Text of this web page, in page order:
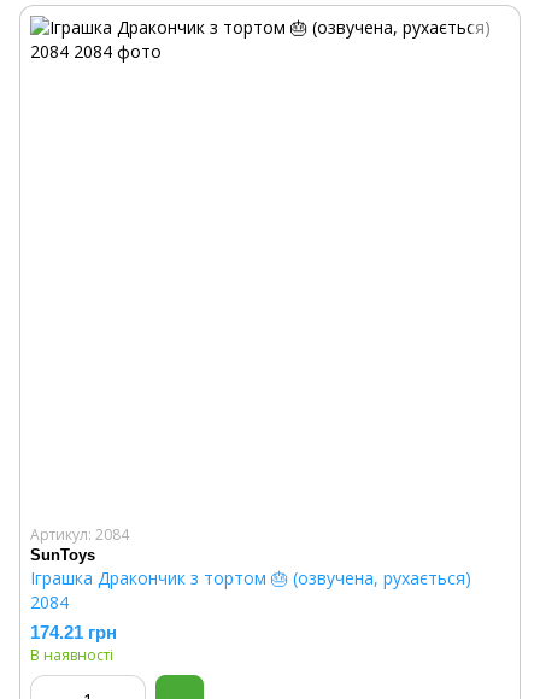
Артикул: 2084
SunToys
Іграшка Дракончик з тортом 🎂 (озвучена, рухається)
2084
174.21 грн
В наявності